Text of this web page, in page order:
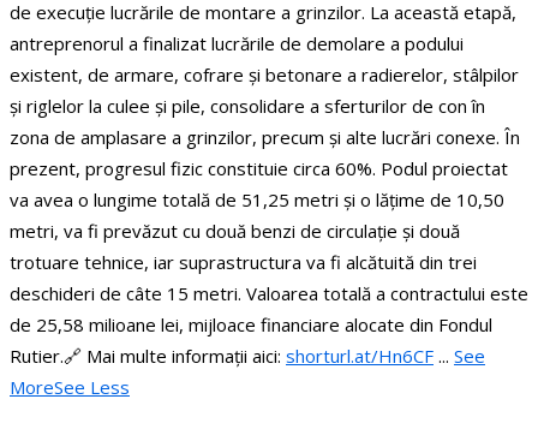
de execuție lucrările de montare a grinzilor. La această etapă,
antreprenorul a finalizat lucrările de demolare a podului
existent, de armare, cofrare și betonare a radierelor, stâlpilor
și riglelor la culee și pile, consolidare a sferturilor de con în
zona de amplasare a grinzilor, precum și alte lucrări conexe. În
prezent, progresul fizic constituie circa 60%. Podul proiectat
va avea o lungime totală de 51,25 metri și o lățime de 10,50
metri, va fi prevăzut cu două benzi de circulație și două
trotuare tehnice, iar suprastructura va fi alcătuită din trei
deschideri de câte 15 metri. Valoarea totală a contractului este
de 25,58 milioane lei, mijloace financiare alocate din Fondul
Rutier.🔗 Mai multe informații aici: shorturl.at/Hn6CF ... See
MoreSee Less